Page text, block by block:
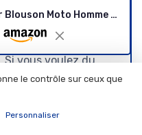
cette RIDEIRON
condition de bien
de prévoir une
Si vous voulez du
et ultra certifié, ce
Veste Moto Homme Hiver Blouson Moto Homme avec CE Protections Epaulettes Coudières Equipement, Doublure Amovible,Coupe-Vent et Résistante au Froid Toutes Saisons M Noir
le contrôle sur ceux que
Personnaliser